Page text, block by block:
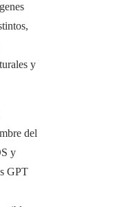
y
del
y
GPT